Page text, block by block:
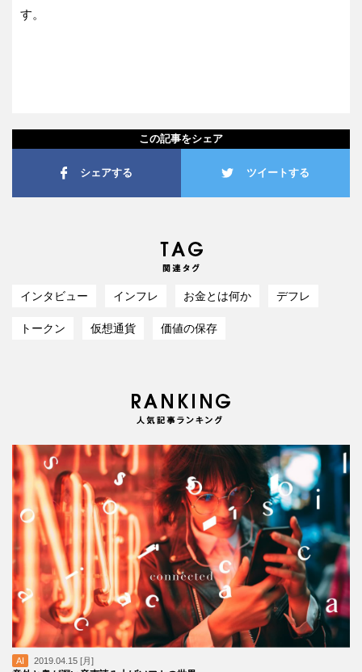
す。
この記事をシェア
シェアする ツイートする
インタビュー インフレ お金とは何か デフレ
トークン 仮想通貨 価値の保存
AI 2019.04.15 [月]